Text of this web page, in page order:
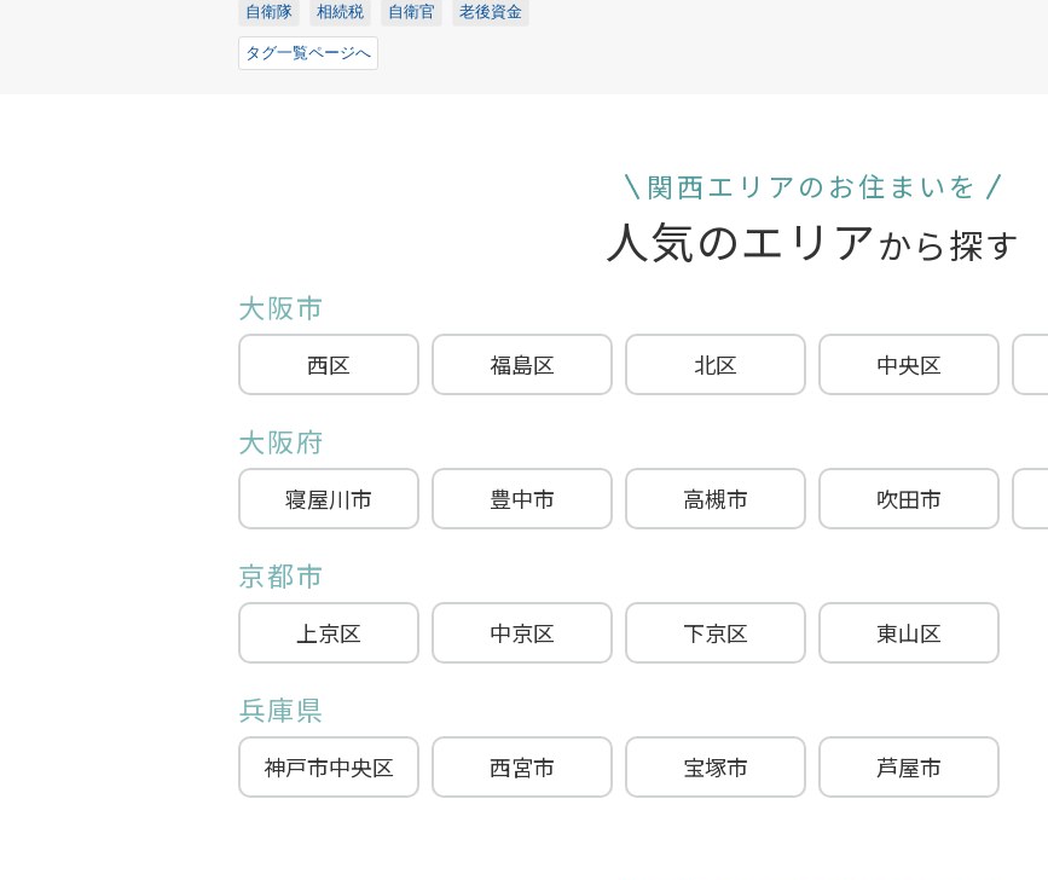
自衛隊 相続税 自衛官 老後資金
タグ一覧ページへ
関西エリアのお住まいを
人気のエリアから探す
大阪市
西区 福島区 北区 中央区
大阪府
寝屋川市 豊中市 高槻市 吹田市
京都市
上京区 中京区 下京区 東山区
兵庫県
神戸市中央区 西宮市 宝塚市 芦屋市